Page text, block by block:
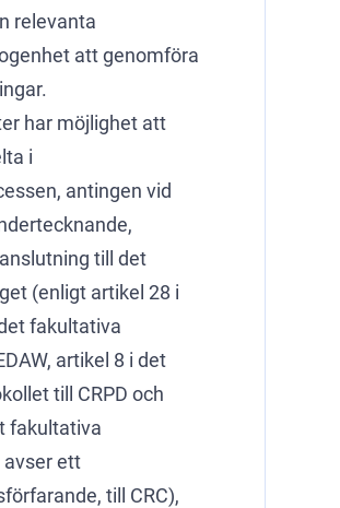
relevanta
att genomföra
har möjlighet att
i
antingen vid
till det
(enligt artikel 28 i
fakultativa
artikel 8 i det
till CRPD och
fakultativa
avser ett
till CRC),